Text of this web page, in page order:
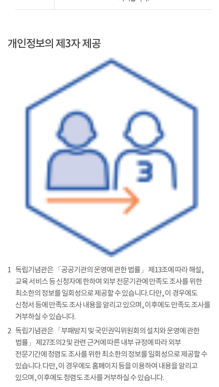
개인정보의 제3자 제공
1 독립기념관은 「공공기관의 운영에 관한 법률」 제13조에 따라 해설,
교육 서비스 등 신청자에 한하여 외부 전문기관에 만족도 조사를 위한
최소한의 정보를 일회성으로 제공할 수 있습니다. 다만, 이 경우에도
신청서 등에 만족도 조사 내용을 알리고 있으며, 이후에도 만족도 조사를
거부하실 수 있습니다.
2 독립기념관은 「부패방지 및 국민권익위원회의 설치와 운영에 관한
법률」 제27조의2 및 관련 근거에 따른 내부 규정에 따라 외부
전문기간에 청렴도 조사를 위한 최소한의 정보를 일회성으로 제공할 수
있습니다. 다만, 이 경우에도 홈페이지 등을 이용하여 내용을 알리고
있으며, 이후에도 청렴도 조사를 거부하실 수 있습니다.